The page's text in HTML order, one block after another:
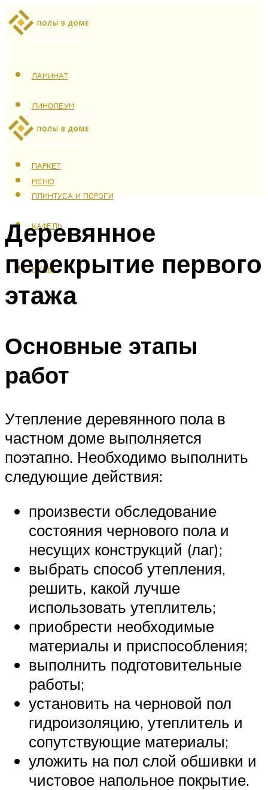
ЛАМИНАТ
ЛИНОЛЕУМ
ТЕПЛЫЙ ПОЛ
ПАРКЕТ
ПЛИНТУСА И ПОРОГИ
КАФЕЛЬ
МЕНЮ
МЕНЮ
Деревянное
перекрытие первого
этажа
Основные этапы
работ
Утепление деревянного пола в
частном доме выполняется
поэтапно. Необходимо выполнить
следующие действия:
произвести обследование
состояния чернового пола и
несущих конструкций (лаг);
выбрать способ утепления,
решить, какой лучше
использовать утеплитель;
приобрести необходимые
материалы и приспособления;
выполнить подготовительные
работы;
установить на черновой пол
гидроизоляцию, утеплитель и
сопутствующие материалы;
уложить на пол слой обшивки и
чистовое напольное покрытие.